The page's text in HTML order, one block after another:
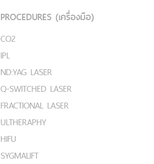
PROCEDURES (เครื่องมือ)
CO2
IPL
ND:YAG LASER
Q-SWITCHED LASER
FRACTIONAL LASER
ULTHERAPHY
HIFU
SYGMALIFT